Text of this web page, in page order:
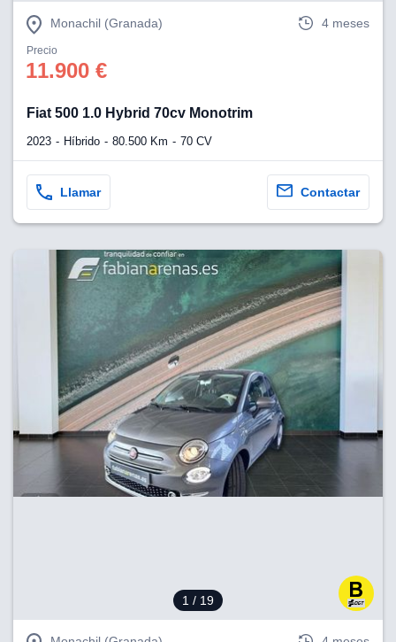
Monachil (Granada) 4 meses
Precio
11.900 €
Fiat 500 1.0 Hybrid 70cv Monotrim
2023 Híbrido 80.500 Km 70 CV
Llamar Contactar
1 / 19